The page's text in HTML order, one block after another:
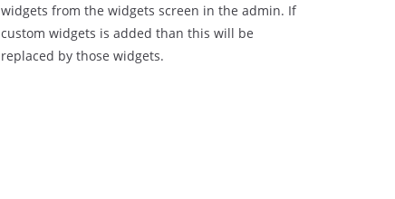
widgets from the widgets screen in the admin. If
custom widgets is added than this will be
replaced by those widgets.